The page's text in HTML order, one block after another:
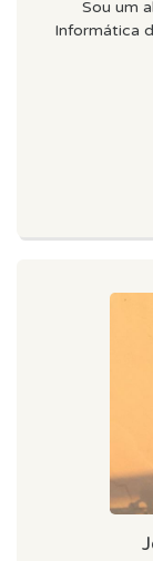
Sou um
Informática